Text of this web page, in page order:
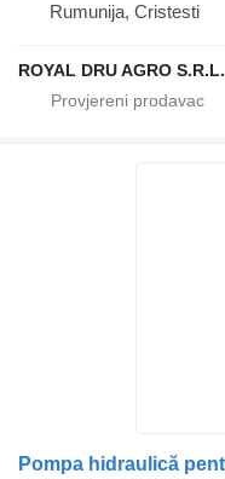
Rumunija, Cristesti
ROYAL DRU AGRO S.R.L.